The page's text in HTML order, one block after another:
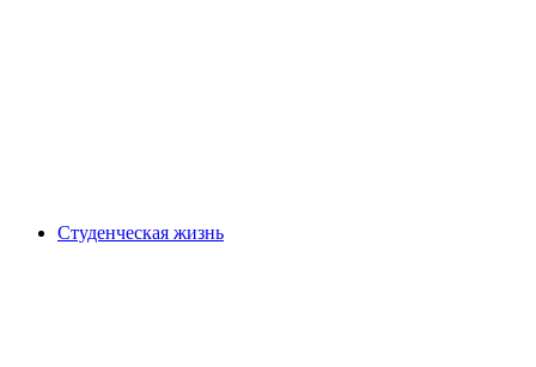
Студенческая жизнь